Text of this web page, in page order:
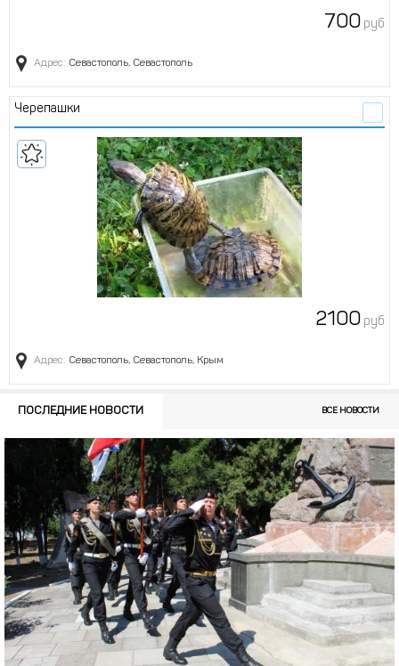
700 руб
Адрес: Севастополь, Севастополь
Черепашки
2100 руб
Адрес: Севастополь, Севастополь, Крым
ПОСЛЕДНИЕ НОВОСТИ ВСЕ НОВОСТИ